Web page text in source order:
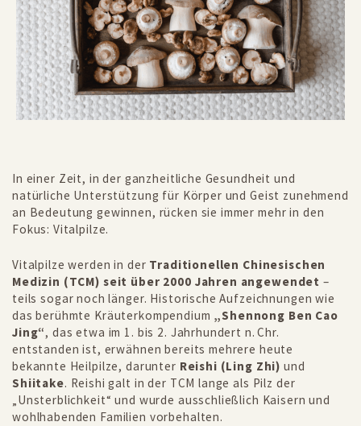
In einer Zeit, in der ganzheitliche Gesundheit und
natürliche Unterstützung für Körper und Geist zunehmend
an Bedeutung gewinnen, rücken sie immer mehr in den
Fokus: Vitalpilze.
Vitalpilze werden in der Traditionellen Chinesischen
Medizin (TCM) seit über 2000 Jahren angewendet –
teils sogar noch länger. Historische Aufzeichnungen wie
das berühmte Kräuterkompendium „Shennong Ben Cao
Jing“, das etwa im 1. bis 2. Jahrhundert n. Chr.
entstanden ist, erwähnen bereits mehrere heute
bekannte Heilpilze, darunter Reishi (Ling Zhi) und
Shiitake. Reishi galt in der TCM lange als Pilz der
„Unsterblichkeit“ und wurde ausschließlich Kaisern und
wohlhabenden Familien vorbehalten.